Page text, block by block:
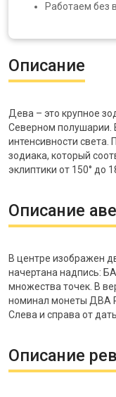
Работаем без
Описание
Дева – это крупное
Северном полушарии.
интенсивности
зодиака, который
эклиптики от 150° до
Описание
В центре изображен
начертана надпись:
множества точек. В
номинал монеты ДВА
Слева и справа от
Описание